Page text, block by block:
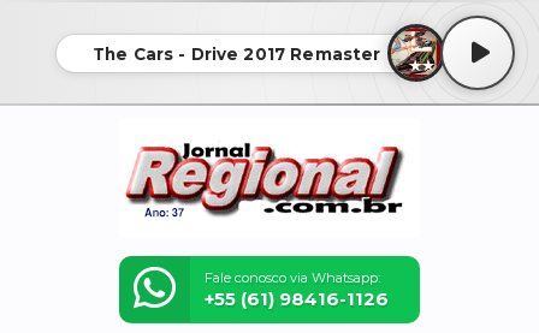
The Cars - Drive 2017 Remaster
Fale conosco via Whatsapp:
+55 (61) 98416-1126